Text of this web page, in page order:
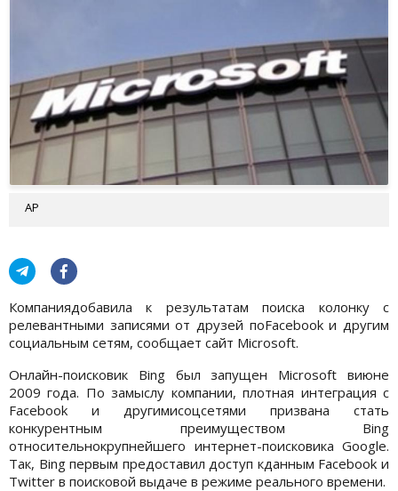
АР
Компаниядобавила к результатам поиска колонку с
релевантными записями от друзей поFacebook и другим
социальным сетям, сообщает сайт Microsoft.
Онлайн-поисковик Bing был запущен Microsoft виюне
2009 года. По замыслу компании, плотная интеграция с
Facebook и другимисоцсетями призвана стать
конкурентным преимуществом Bing
относительнокрупнейшего интернет-поисковика Google.
Так, Bing первым предоставил доступ кданным Facebook и
Twitter в поисковой выдаче в режиме реального времени.